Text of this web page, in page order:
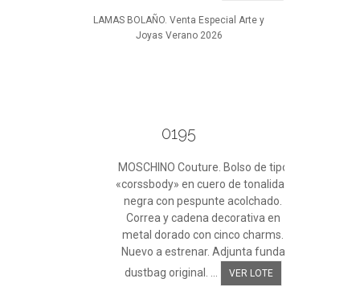
LAMAS BOLAÑO. Venta Especial Arte y
Joyas Verano 2026
0195
MOSCHINO Couture. Bolso de tipo
«corssbody» en cuero de tonalidad
negra con pespunte acolchado.
Correa y cadena decorativa en
metal dorado con cinco charms.
Nuevo a estrenar. Adjunta funda
dustbag original. ...
VER LOTE